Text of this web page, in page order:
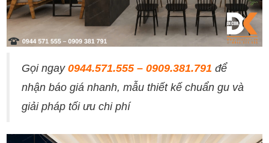
Gọi ngay0944.571.555 – 0909.381.791 để
nhận báo giá nhanh, mẫu thiết kế chuẩn gu và
giải pháp tối ưu chi phí